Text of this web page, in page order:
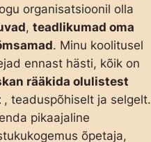
organisatsioonil olla
, teadlikumad oma
. Minu koolitusel
ennast hästi, kõik on
rääkida olulistest
, teaduspõhiselt ja selgelt.
pikaajaline
õpetaja,